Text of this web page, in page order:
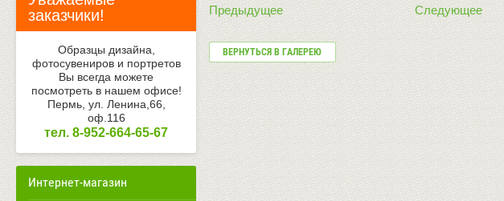
заказчики!
Образцы дизайна,
фотосувениров и портретов
Вы всегда можете
посмотреть в нашем офисе!
Пермь, ул. Ленина,66,
оф.116
тел. 8-952-664-65-67
Интернет-магазин
Предыдущее Следующее
ВЕРНУТЬСЯ В ГАЛЕРЕЮ